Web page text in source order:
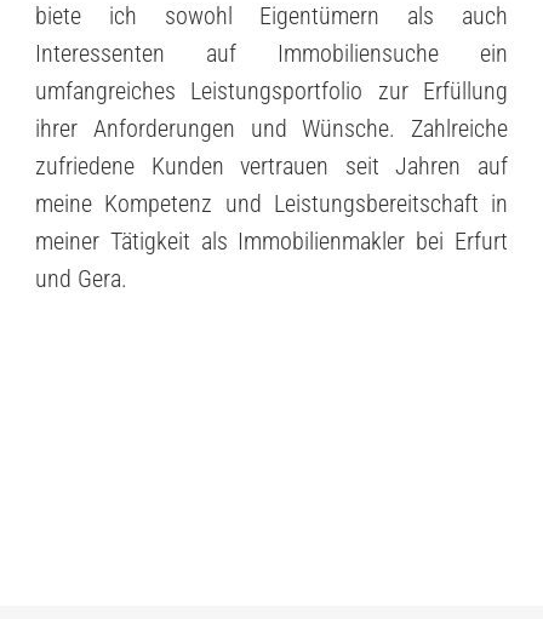
biete ich sowohl Eigentümern als auch
Interessenten auf Immobiliensuche ein
umfangreiches Leistungsportfolio zur Erfüllung
ihrer Anforderungen und Wünsche. Zahlreiche
zufriedene Kunden vertrauen seit Jahren auf
meine Kompetenz und Leistungsbereitschaft in
meiner Tätigkeit als Immobilienmakler bei Erfurt
und Gera.